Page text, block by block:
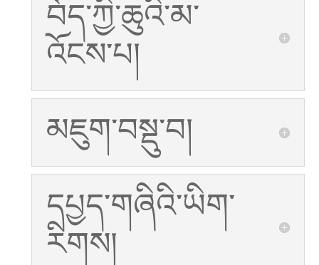
བོད་ཀྱི་ཆུའི་མ་
འོངས་པ།
མཇུག་བསྡུ་བ།
དཔྱད་གཞིའི་ཡིག་
རིགས།